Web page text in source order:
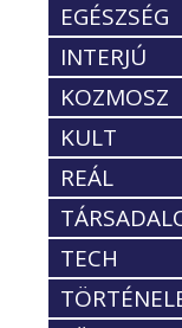
EGÉSZSÉG
INTERJÚ
KOZMOSZ
KULT
REÁL
TECH